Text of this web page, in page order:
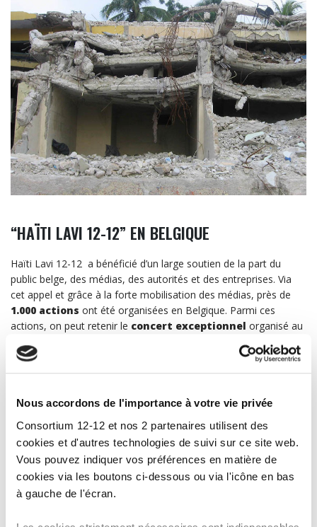
Nous accordons de l'importance à votre vie privée
Consortium 12-12 et nos 2 partenaires utilisent des
cookies et d'autres technologies de suivi sur ce site web.
Vous pouvez indiquer vos préférences en matière de
cookies via les boutons ci-dessous ou via l'icône en bas
à gauche de l'écran.
“HAÏTI LAVI 12-12” EN BELGIQUE
Haïti Lavi 12-12 a bénéficié d’un large soutien de la part du
public belge, des médias, des autorités et des entreprises. Via
cet appel et grâce à la forte mobilisation des médias, près de
1.000 actions ont été organisées en Belgique. Parmi ces
actions, on peut retenir le concert exceptionnel organisé au
Lazlo, Marlène Dorcéna, Isabelle Kabatu, Zap Mama, Helmut
Lotti).
Le Consortium 12-12 a récolté 19,32 millions d’euros
les activités d’aide en Haïti. A deux exceptions près (Tsunami 12-
12 en 2005 et SOS Kosovo en 1999), il s’agit du meilleur résultat
jamais enregistré depuis 1985.